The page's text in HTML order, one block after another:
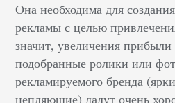
Она необходима для
рекламы с целью
значит, увеличения
подобранные ролики или
рекламируемого бренда
цепляющие) дадут очень